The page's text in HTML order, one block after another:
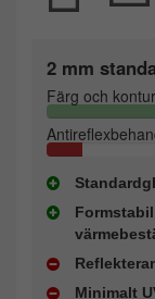
2 mm
Färg och
Minimalt